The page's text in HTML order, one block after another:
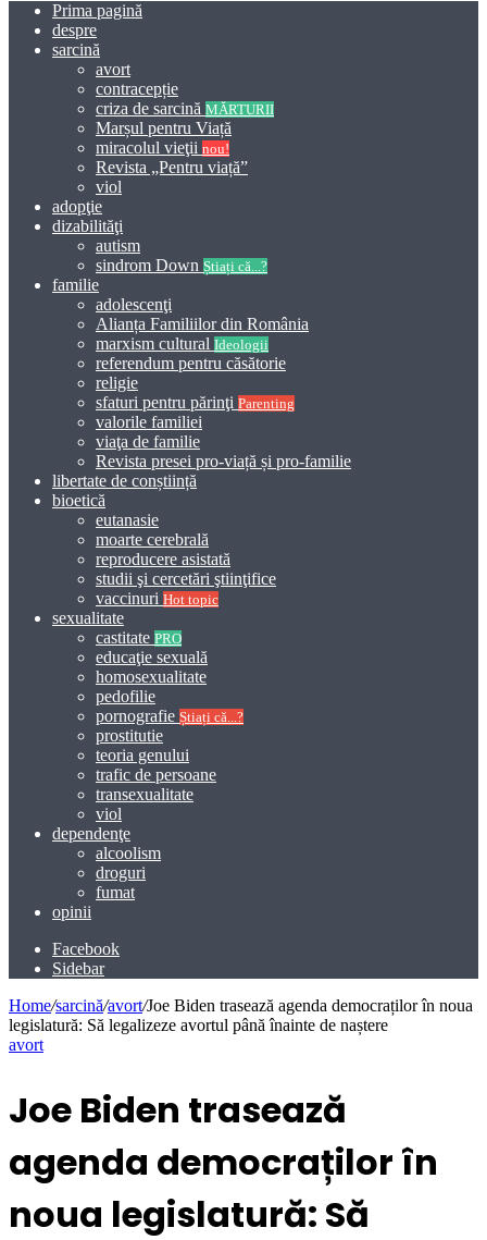
Prima pagină
despre
sarcină
avort
contracepție
criza de sarcină MĂRTURII
Marșul pentru Viață
miracolul vieţii nou!
Revista „Pentru viață”
viol
adopţie
dizabilităţi
autism
sindrom Down Știați că...?
familie
adolescenţi
Alianța Familiilor din România
marxism cultural Ideologii
referendum pentru căsătorie
religie
sfaturi pentru părinţi Parenting
valorile familiei
viaţa de familie
Revista presei pro-viață și pro-familie
libertate de conștiință
bioetică
eutanasie
moarte cerebrală
reproducere asistată
studii şi cercetări ştiinţifice
vaccinuri Hot topic
sexualitate
castitate PRO
educaţie sexuală
homosexualitate
pedofilie
pornografie Știați că...?
prostitutie
teoria genului
trafic de persoane
transexualitate
viol
dependenţe
alcoolism
droguri
fumat
opinii
Facebook
Sidebar
Home/sarcină/avort/Joe Biden trasează agenda democraților în noua
legislatură: Să legalizeze avortul până înainte de naștere
avort
Joe Biden trasează
agenda democraților în
noua legislatură: Să